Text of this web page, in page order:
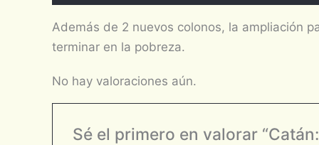
Además de 2 nuevos colonos, la ampliación
terminar en la pobreza.
No hay valoraciones aún.
Sé el primero en valorar